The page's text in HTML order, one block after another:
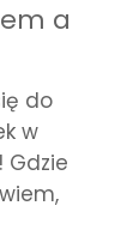
a
do
w
Gdzie